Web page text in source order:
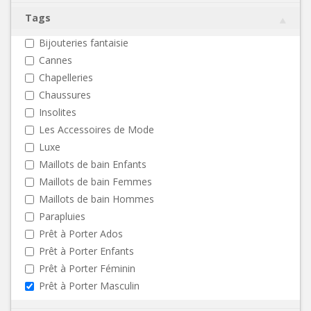
Tags
Bijouteries fantaisie
Cannes
Chapelleries
Chaussures
Insolites
Les Accessoires de Mode
Luxe
Maillots de bain Enfants
Maillots de bain Femmes
Maillots de bain Hommes
Parapluies
Prêt à Porter Ados
Prêt à Porter Enfants
Prêt à Porter Féminin
Prêt à Porter Masculin